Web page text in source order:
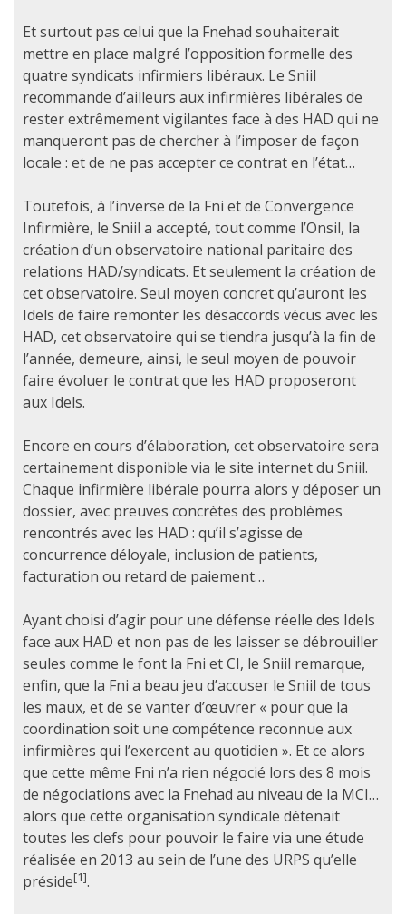
Et surtout pas celui que la Fnehad souhaiterait
mettre en place malgré l’opposition formelle des
quatre syndicats infirmiers libéraux. Le Sniil
recommande d’ailleurs aux infirmières libérales de
rester extrêmement vigilantes face à des HAD qui ne
manqueront pas de chercher à l’imposer de façon
locale : et de ne pas accepter ce contrat en l’état…
Toutefois, à l’inverse de la Fni et de Convergence
Infirmière, le Sniil a accepté, tout comme l’Onsil, la
création d’un observatoire national paritaire des
relations HAD/syndicats. Et seulement la création de
cet observatoire. Seul moyen concret qu’auront les
Idels de faire remonter les désaccords vécus avec les
HAD, cet observatoire qui se tiendra jusqu’à la fin de
l’année, demeure, ainsi, le seul moyen de pouvoir
faire évoluer le contrat que les HAD proposeront
aux Idels.
Encore en cours d’élaboration, cet observatoire sera
certainement disponible via le site internet du Sniil.
Chaque infirmière libérale pourra alors y déposer un
dossier, avec preuves concrètes des problèmes
rencontrés avec les HAD : qu’il s’agisse de
concurrence déloyale, inclusion de patients,
facturation ou retard de paiement…
Ayant choisi d’agir pour une défense réelle des Idels
face aux HAD et non pas de les laisser se débrouiller
seules comme le font la Fni et CI, le Sniil remarque,
enfin, que la Fni a beau jeu d’accuser le Sniil de tous
les maux, et de se vanter d’œuvrer « pour que la
coordination soit une compétence reconnue aux
infirmières qui l’exercent au quotidien ». Et ce alors
que cette même Fni n’a rien négocié lors des 8 mois
de négociations avec la Fnehad au niveau de la MCI…
alors que cette organisation syndicale détenait
toutes les clefs pour pouvoir le faire via une étude
réalisée en 2013 au sein de l’une des URPS qu’elle
préside[1].